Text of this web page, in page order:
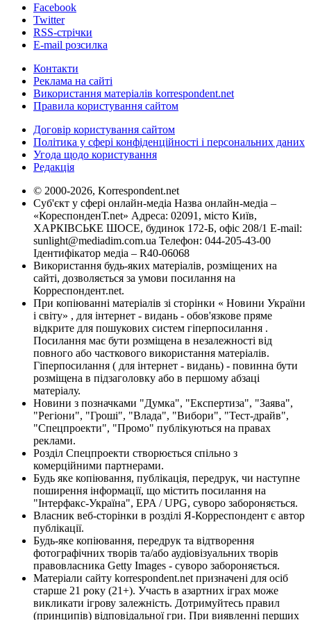
Facebook
Twitter
RSS-стрічки
E-mail розсилка
Контакти
Реклама на сайті
Використання матеріалів korrespondent.net
Правила користування сайтом
Договір користування сайтом
Політика у сфері конфіденційності і персональних даних
Угода щодо користування
Редакція
© 2000-2026, Korrespondent.net
Суб'єкт у сфері онлайн-медіа Назва онлайн-медіа –
«КореспонденТ.net» Адреса: 02091, місто Київ,
ХАРКІВСЬКЕ ШОСЕ, будинок 172-Б, офіс 208/1 E-mail:
sunlight@mediadim.com.ua Телефон: 044-205-43-00
Ідентифікатор медіа – R40-06068
Використання будь-яких матеріалів, розміщених на
сайті, дозволяється за умови посилання на
Корреспондент.net.
При копіюванні матеріалів зі сторінки « Новини України
і світу» , для інтернет - видань - обов'язкове пряме
відкрите для пошукових систем гіперпосилання .
Посилання має бути розміщена в незалежності від
повного або часткового використання матеріалів.
Гіперпосилання ( для інтернет - видань) - повинна бути
розміщена в підзаголовку або в першому абзаці
матеріалу.
Новини з позначками "Думка", "Експертиза", "Заява",
"Регіони", "Гроші", "Влада", "Вибори", "Тест-драйв",
"Спецпроекти", "Промо" публікуються на правах
реклами.
Розділ Спецпроекти створюється спільно з
комерційними партнерами.
Будь яке копіювання, публікація, передрук, чи наступне
поширення інформації, що містить посилання на
"Інтерфакс-Україна", EPA / UPG, суворо забороняється.
Власник веб-сторінки в розділі Я-Корреспондент є автор
публікації.
Будь-яке копіювання, передрук та відтворення
фотографічних творів та/або аудіовізуальних творів
правовласника Getty Images - суворо забороняється.
Матеріали сайту korrespondent.net призначені для осіб
старше 21 року (21+). Участь в азартних іграх може
викликати ігрову залежність. Дотримуйтесь правил
(принципів) відповідальної гри. При виявленні перших